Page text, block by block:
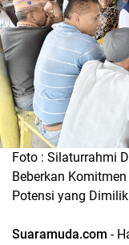
Foto : Silaturrahmi
Beberkan
Potensi yang
Suaramuda.com -